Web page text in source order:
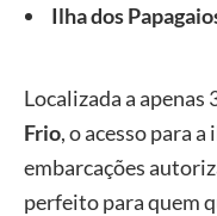
Ilha dos
Localizada a apenas
Frio, o acesso para
embarcações
perfeito para quem